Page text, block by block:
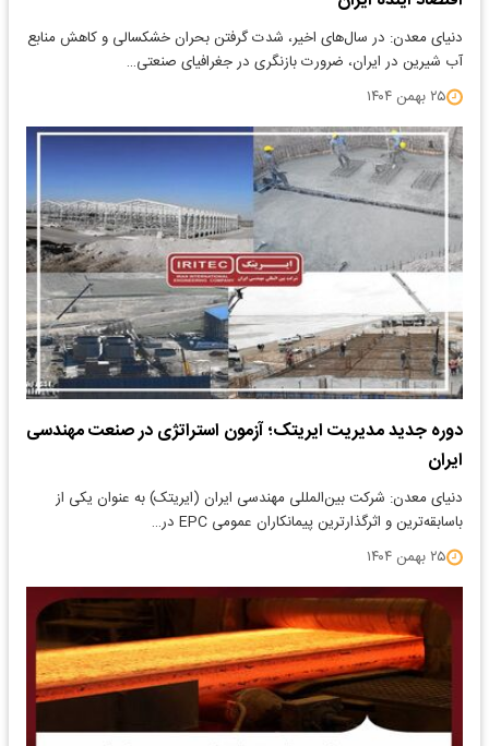
دنیای معدن: در سال‌های اخیر، شدت گرفتن بحران خشکسالی و کاهش منابع
آب شیرین در ایران، ضرورت بازنگری در جغرافیای صنعتی…
۲۵ بهمن ۱۴۰۴
دوره جدید مدیریت ایریتک؛ آزمون استراتژی در صنعت مهندسی
ایران
دنیای معدن: شرکت بین‌المللی مهندسی ایران (ایریتک) به عنوان یکی از
باسابقه‌ترین و اثرگذارترین پیمانکاران عمومی EPC در…
۲۵ بهمن ۱۴۰۴